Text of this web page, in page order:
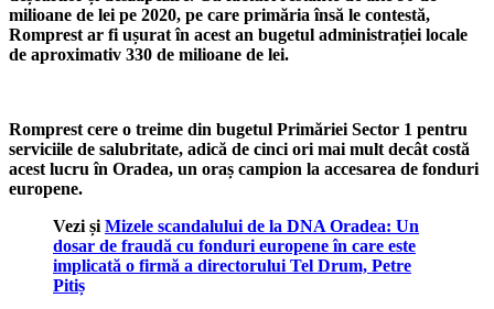
milioane de lei pe 2020, pe care primăria însă le contestă,
Romprest ar fi ușurat în acest an bugetul administrației locale
de aproximativ 330 de milioane de lei.
Romprest cere o treime din bugetul Primăriei Sector 1 pentru
serviciile de salubritate, adică de cinci ori mai mult decât costă
acest lucru în Oradea, un oraș campion la accesarea de fonduri
europene.
Vezi și Mizele scandalului de la DNA Oradea: Un
dosar de fraudă cu fonduri europene în care este
implicată o firmă a directorului Tel Drum, Petre
Pitiș